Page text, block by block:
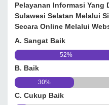
Pelayanan Informasi Yang
Sulawesi Selatan Melalui
Secara Online Melalui
A. Sangat Baik
52%
B. Baik
30%
C. Cukup Baik